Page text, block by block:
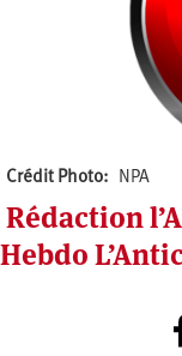
Crédit Photo NPA
Rédaction
Hebdo